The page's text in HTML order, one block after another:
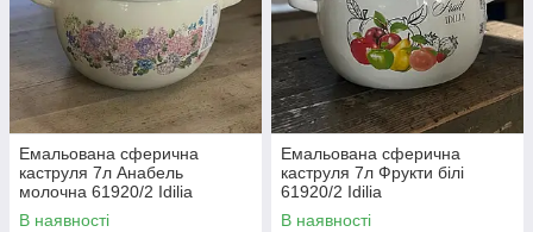
Емальована сферична
каструля 7л Анабель
молочна 61920/2 Idilia
В наявності
Емальована сферична
каструля 7л Фрукти білі
61920/2 Idilia
В наявності